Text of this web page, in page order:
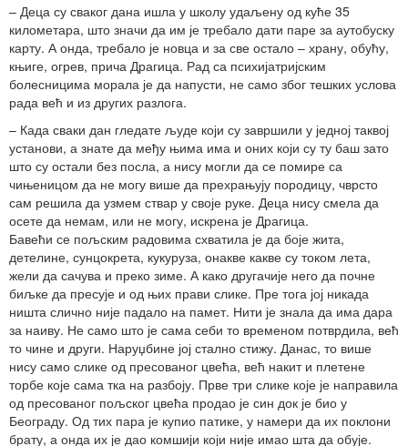
– Деца су сваког дана ишла у школу удаљену од куће 35
километара, што значи да им је требало дати паре за аутобуску
карту. А онда, требало је новца и за све остало – храну, обућу,
књиге, огрев, прича Драгица. Рад са психијатријским
болесницима морала је да напусти, не само због тешких услова
рада већ и из других разлога.
– Када сваки дан гледате људе који су завршили у једној таквој
установи, а знате да међу њима има и оних који су ту баш зато
што су остали без посла, а нису могли да се помире са
чињеницом да не могу више да прехрањују породицу, чврсто
сам решила да узмем ствар у своје руке. Деца нису смела да
осете да немам, или не могу, искрена је Драгица.
Бавећи се пољским радовима схватила је да боје жита,
детелине, сунцокрета, кукуруза, онакве какве су током лета,
жели да сачува и преко зиме. А како другачије него да почне
биљке да пресује и од њих прави слике. Пре тога јој никада
ништа слично није падало на памет. Нити је знала да има дара
за наиву. Не само што је сама себи то временом потврдила, већ
то чине и други. Наруџбине јој стално стижу. Данас, то више
нису само слике од пресованог цвећа, већ накит и плетене
торбе које сама тка на разбоју. Прве три слике које је направила
од пресованог пољског цвећа продао је син док је био у
Београду. Од тих пара је купио патике, у намери да их поклони
брату, а онда их је дао комшији који није имао шта да обује.